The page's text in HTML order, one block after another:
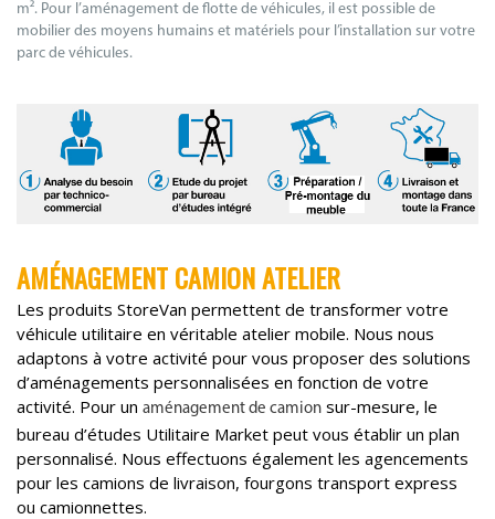
m². Pour l’aménagement de flotte de véhicules, il est possible de
mobilier des moyens humains et matériels pour l’installation sur votre
parc de véhicules.
AMÉNAGEMENT CAMION ATELIER
Les produits StoreVan permettent de transformer votre
véhicule utilitaire en véritable atelier mobile. Nous nous
adaptons à votre activité pour vous proposer des solutions
d’aménagements personnalisées en fonction de votre
activité. Pour un aménagement de camion sur-mesure, le
bureau d’études Utilitaire Market peut vous établir un plan
personnalisé. Nous effectuons également les agencements
pour les camions de livraison, fourgons transport express
ou camionnettes.